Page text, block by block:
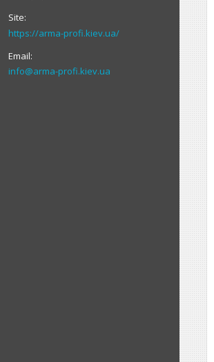
https://arma-profi.kiev.ua/
info@arma-profi.kiev.ua